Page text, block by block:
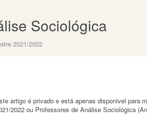
Sociológica
2021/2022
artigo é privado e está apenas disponivel para
2022 ou Professores de Análise Sociológica